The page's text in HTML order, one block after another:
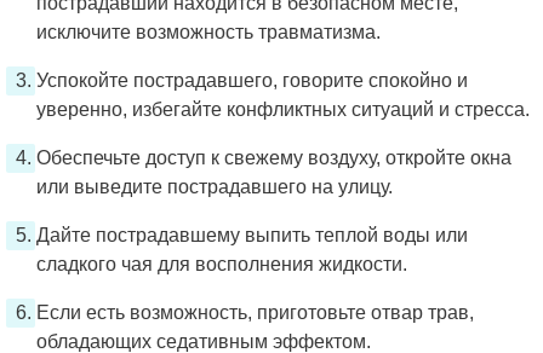
исключите возможность травматизма.
Успокойте пострадавшего, говорите спокойно и
уверенно, избегайте конфликтных ситуаций и стресса.
Обеспечьте доступ к свежему воздуху, откройте окна
или выведите пострадавшего на улицу.
Дайте пострадавшему выпить теплой воды или
сладкого чая для восполнения жидкости.
Если есть возможность, приготовьте отвар трав,
обладающих седативным эффектом.